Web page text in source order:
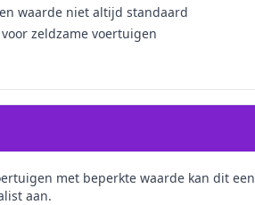
waarde niet altijd standaard
zeldzame voertuigen
met beperkte waarde kan dit een
aan.